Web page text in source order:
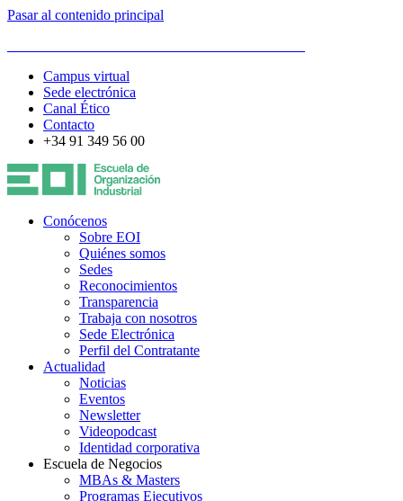
Pasar al contenido principal
Campus virtual
Sede electrónica
Canal Ético
Contacto
+34 91 349 56 00
Conócenos
Sobre EOI
Quiénes somos
Sedes
Reconocimientos
Transparencia
Trabaja con nosotros
Sede Electrónica
Perfil del Contratante
Actualidad
Noticias
Eventos
Newsletter
Videopodcast
Identidad corporativa
Escuela de Negocios
MBAs & Masters
Programas Ejecutivos